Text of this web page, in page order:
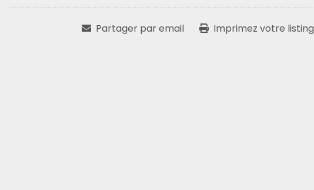
Partager par email Imprimez votre listing